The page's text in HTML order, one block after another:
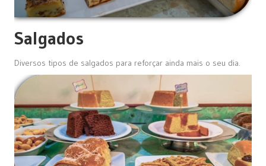
Salgados
Diversos tipos de salgados para reforçar ainda mais o seu dia.